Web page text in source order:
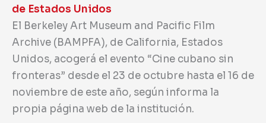
de Estados Unidos
El Berkeley Art Museum and Pacific Film
Archive (BAMPFA), de California, Estados
Unidos, acogerá el evento “Cine cubano sin
fronteras” desde el 23 de octubre hasta el 16 de
noviembre de este año, según informa la
propia página web de la institución.